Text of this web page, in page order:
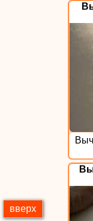
вверх